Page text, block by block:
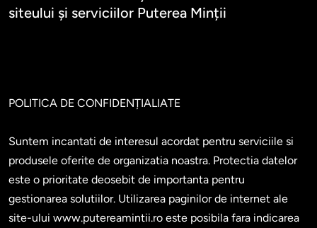
siteului și serviciilor Puterea Minții